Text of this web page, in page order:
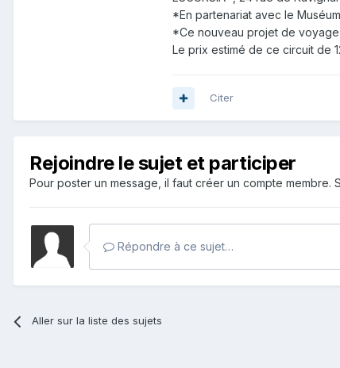
*En partenariat avec le
*Ce nouveau projet de
Le prix estimé de ce circuit de
Citer
Rejoindre le sujet et participer
Pour poster un message, il faut créer un compte membre.
Répondre à ce sujet…
Aller sur la liste des sujets